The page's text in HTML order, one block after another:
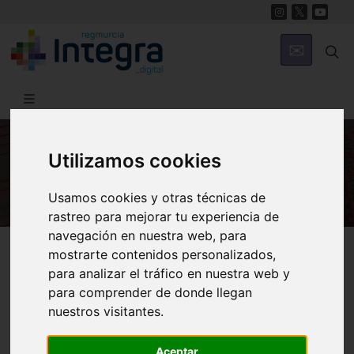
Utilizamos cookies
Usamos cookies y otras técnicas de
rastreo para mejorar tu experiencia de
navegación en nuestra web, para
mostrarte contenidos personalizados,
para analizar el tráfico en nuestra web y
para comprender de donde llegan
nuestros visitantes.
Aceptar
HISTORIA
Región de Murcia Digital Historia Archivos